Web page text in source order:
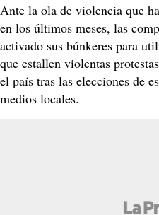
Ante la ola de violencia que
en los últimos meses, las
activado sus búnkeres para
que estallen violentas
el país tras las elecciones de
medios locales.